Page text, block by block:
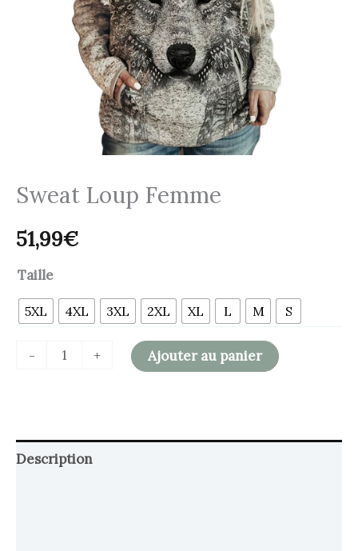
Sweat Loup Femme
51,99€
Taille
5XL 4XL 3XL 2XL XL L M S
- + Ajouter au panier
Description